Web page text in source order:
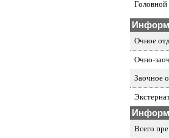
Очное
Очно-
Заочное
Всего